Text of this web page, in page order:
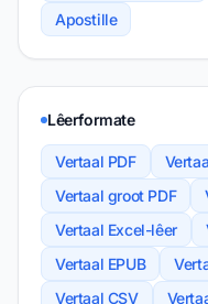
Apostille
Lêerformate
Vertaal PDF
Vertaal groot PDF
Vertaal Excel-lêer
Vertaal EPUB
Vertaal CSV